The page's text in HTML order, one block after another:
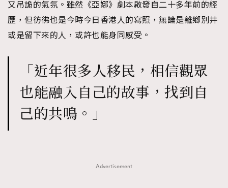
又吊詭的氣氛。雖然《亞娜》劇本啟發自二十多年前的經
歷，但彷彿也是今時今日香港人的寫照，無論是離鄉別井
或是留下來的人，或許也能身同感受。
「近年很多人移民，相信觀眾
也能融入自己的故事，找到自
己的共鳴。」
Advertisement